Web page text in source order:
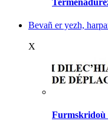
Bevañ er yezh,
X
Furmskridoù